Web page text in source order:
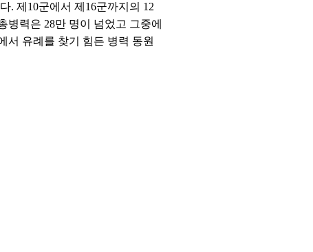
. 제10군에서 제16군까지의 12
병력은 28만 명이 넘었고 그중에
서 유례를 찾기 힘든 병력 동원